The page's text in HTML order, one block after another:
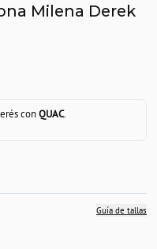
Milena Derek
conQUAC.
Guía de tallas